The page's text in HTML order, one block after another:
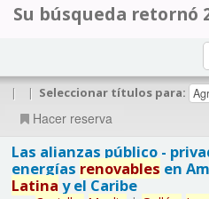
Su búsqueda retornó
| | Seleccionar títulos para:
Hacer reserva
Las alianzas público -
energías renovables en
Latina y el Caribe